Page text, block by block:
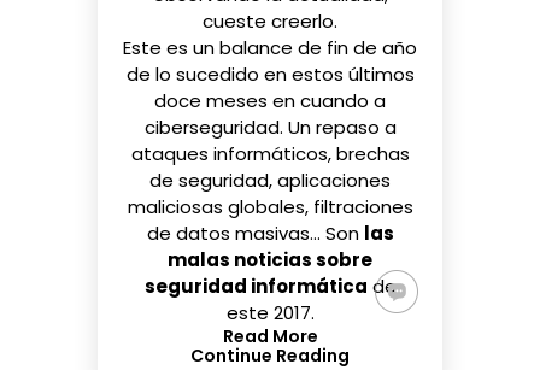
cueste creerlo.
Este es un balance de fin de año
de lo sucedido en estos últimos
doce meses en cuando a
ciberseguridad. Un repaso a
ataques informáticos, brechas
de seguridad, aplicaciones
maliciosas globales, filtraciones
de datos masivas… Son las
malas noticias sobre
seguridad informática de
este 2017.
Read More
Continue Reading